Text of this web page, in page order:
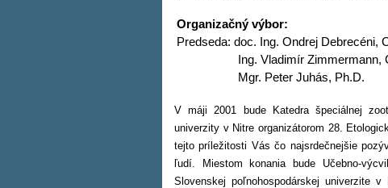
Organizačný výbor:
Predseda: doc. Ing. Ondrej Debrecéni,
Ing. Vladimír Zimmermann,
Mgr. Peter Juhás, Ph.D.
V máji 2001 bude Katedra špeciálnej
univerzity v Nitre organizátorom 28.
tejto príležitosti Vás čo najsrdečnejšie
ľudí. Miestom konania bude Učebno-
Slovenskej poľnohospodárskej univerzite